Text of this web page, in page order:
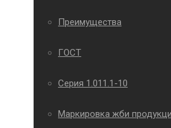
Преимущества
ГОСТ
Серия 1.011.1-10
Маркировка жби